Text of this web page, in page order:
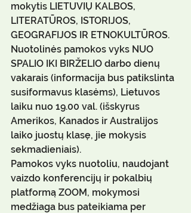
mokytis LIETUVIŲ KALBOS,
LITERATŪROS, ISTORIJOS,
GEOGRAFIJOS IR ETNOKULTŪROS.
Nuotolinės pamokos vyks NUO
SPALIO IKI BIRŽELIO darbo dienų
vakarais (informacija bus patikslinta
susiformavus klasėms), Lietuvos
laiku nuo 19.00 val. (išskyrus
Amerikos, Kanados ir Australijos
laiko juostų klasę, jie mokysis
sekmadieniais).
Pamokos vyks nuotoliu, naudojant
vaizdo konferencijų ir pokalbių
platformą ZOOM, mokymosi
medžiaga bus pateikiama per